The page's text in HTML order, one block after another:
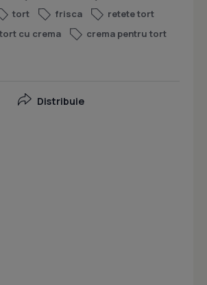
tort frisca
retete tort
tort cu crema crema pentru tort
Distribuie